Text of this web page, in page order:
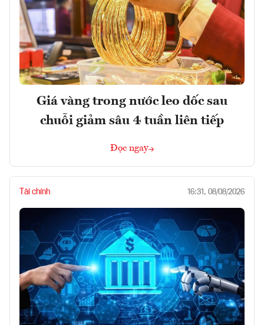
Giá vàng trong nước leo dốc sau
chuỗi giảm sâu 4 tuần liên tiếp
Đọc ngay
Tài chính 16:31, 08/08/2026